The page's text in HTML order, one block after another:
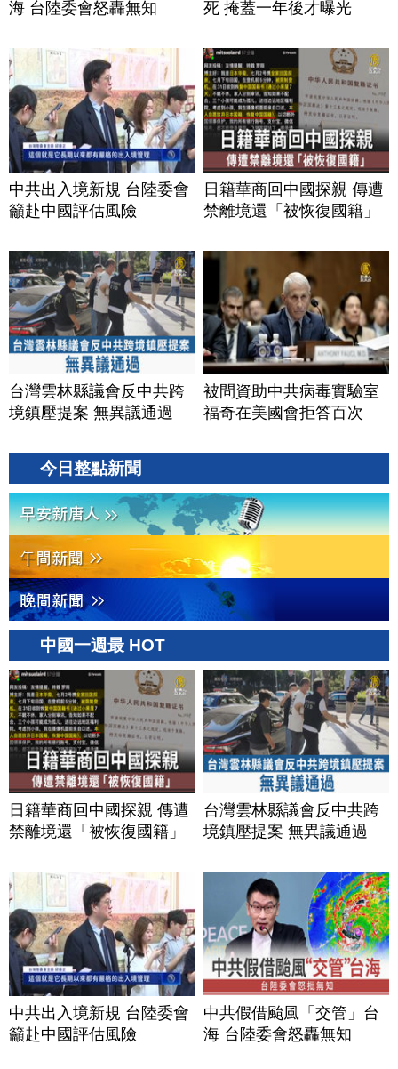
海 台陸委會怒轟無知 死 掩蓋一年後才曝光
中共出入境新規 台陸委會
籲赴中國評估風險
日籍華商回中國探親 傳遭
禁離境還「被恢復國籍」
台灣雲林縣議會反中共跨
境鎮壓提案 無異議通過
被問資助中共病毒實驗室
福奇在美國會拒答百次
今日整點新聞
中國一週最 HOT
日籍華商回中國探親 傳遭
禁離境還「被恢復國籍」
台灣雲林縣議會反中共跨
境鎮壓提案 無異議通過
中共出入境新規 台陸委會
籲赴中國評估風險
中共假借颱風「交管」台
海 台陸委會怒轟無知